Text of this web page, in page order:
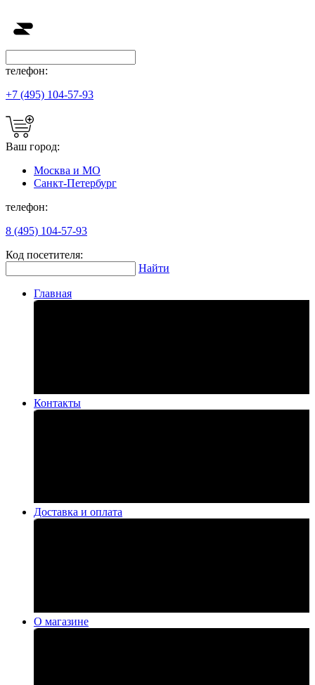
телефон:
+7 (495) 104-57-93
Ваш город:
Москва и МО
Санкт-Петербург
телефон:
8 (495) 104-57-93
Код посетителя:
Найти
Главная
Контакты
Доставка и оплата
О магазине